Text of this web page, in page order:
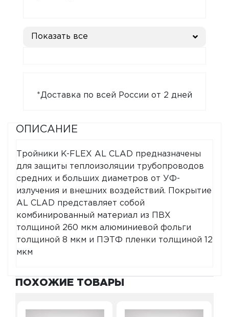
Показать все
*Доставка по всей России от 2 дней
ОПИСАНИЕ
Тройники K-FLEX AL CLAD предназначены
для защиты теплоизоляции трубопроводов
средних и больших диаметров от УФ-
излучения и внешних воздействий. Покрытие
AL CLAD представляет собой
комбинированный материал из ПВХ
толщиной 260 мкм алюминиевой фольги
толщиной 8 мкм и ПЭТФ пленки толщиной 12
мкм
ПОХОЖИЕ ТОВАРЫ